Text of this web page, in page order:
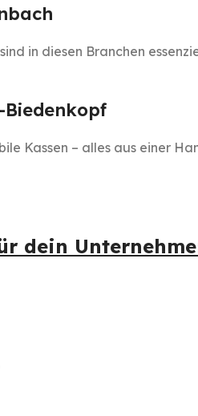
in diesen Branchen
Kassen – alles aus einer
dein